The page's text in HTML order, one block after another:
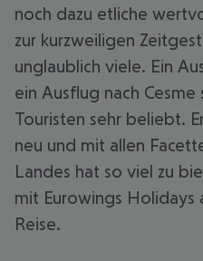
noch dazu etliche
zur kurzweiligen
unglaublich viele. Ein
ein Ausflug nach
Touristen sehr beliebt.
neu und mit allen
Landes hat so viel zu
mit Eurowings Holidays
Reise.